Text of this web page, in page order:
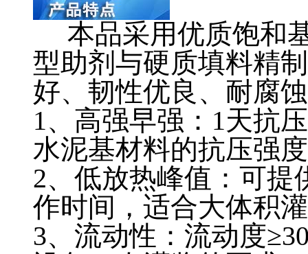
本品采用优质饱和
型助剂与硬质填料精
好、韧性优良、耐腐
1、高强早强：1天抗
水泥基材料的抗压强
2、低放热峰值：可
作时间，适合大体积
3、流动性：流动度